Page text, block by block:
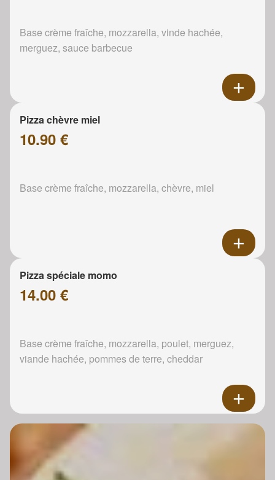
Base crème fraîche, mozzarella, vinde hachée,
merguez, sauce barbecue
Pizza chèvre miel
10.90 €
Base crème fraîche, mozzarella, chèvre, miel
Pizza spéciale momo
14.00 €
Base crème fraîche, mozzarella, poulet, merguez,
viande hachée, pommes de terre, cheddar